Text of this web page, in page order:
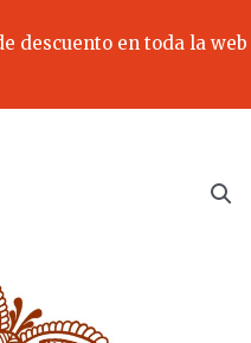
descuento en toda la